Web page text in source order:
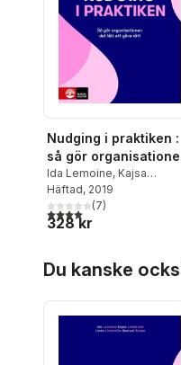
Nudging i praktiken :
så gör
det lätt att göra rätt
Ida Lemoine, Kajsa
Lindström,Linda
Samuel Salzer
Häftad, 2019
4,0utav 5 stjärnor. Totalt
(7)
328 kr
Du kanske